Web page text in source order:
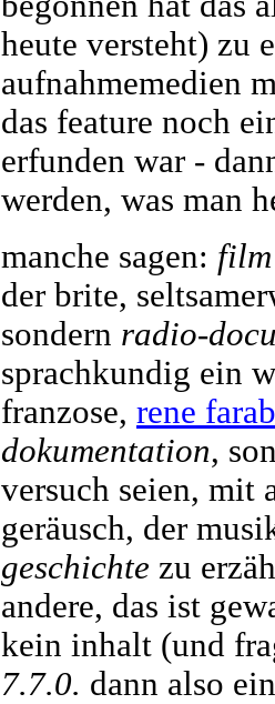
heute versteht) zu
aufnahmemedien
das feature noch
erfunden war -
werden, was man
manche sagen:
der brite,
sondern radio-
sprachkundig ein
franzose, rene
dokumentation,
versuch seien, mit
geräusch, der
geschichte zu
andere, das ist
kein inhalt (und
7.7.0. dann also